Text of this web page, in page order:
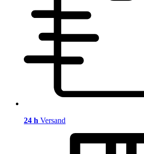
24 h Versand